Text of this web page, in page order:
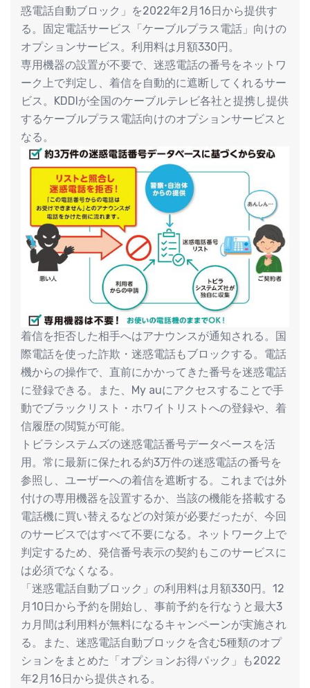
惑電話自動ブロック」を2022年2月16日から提供す
る。固定電話サービス「ケーブルプラス電話」向けの
オプションサービス。利用料は月額330円。
専用機器の設置が不要で、迷惑電話の番号をネットワ
ーク上で判定し、着信を自動的に遮断してくれるサー
ビス。KDDIが全国のケーブルテレビ各社と提携し提供
するケーブルプラス電話向けのオプションサービスと
なる。
着信を拒否した相手へはアナウンスが通知される。国
際電話を使った詐欺・迷惑電話もブロックする。電話
機からの操作で、直前にかかってきた番号を迷惑電話
に登録できる。また、My auにアクセスすることで手
動でブラックリスト・ホワイトリストへの登録や、着
信履歴の閲覧が可能。
トビラシステムズの迷惑電話番号データベースを活
用。常に最新に保たれる約3万件の迷惑電話の番号を
参照し、ユーザーへの着信を遮断する。これまでは外
付けの専用機器を設置するか、当該の機能を搭載する
電話機に買い替えるなどの対策が必要だったが、今回
のサービスではすべて不要になる。ネットワーク上で
判定するため、発信番号表示の契約もこのサービスに
は必須でなくなる。
「迷惑電話自動ブロック」の利用料は月額330円。12
月10日から予約を開始し、事前予約を行なうと最大3
カ月間は利用料が無料になるキャンペーンが実施され
る。また、迷惑電話自動ブロックを含む5種類のオプ
ションをまとめた「オプションお得パック」も2022
年2月16日から提供される。